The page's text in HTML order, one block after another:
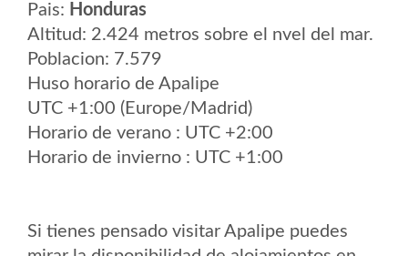
Pais: Honduras
Altitud: 2.424 metros sobre el nvel del mar.
Poblacion: 7.579
Huso horario de Apalipe
UTC +1:00 (Europe/Madrid)
Horario de verano : UTC +2:00
Horario de invierno : UTC +1:00
Si tienes pensado visitar Apalipe puedes